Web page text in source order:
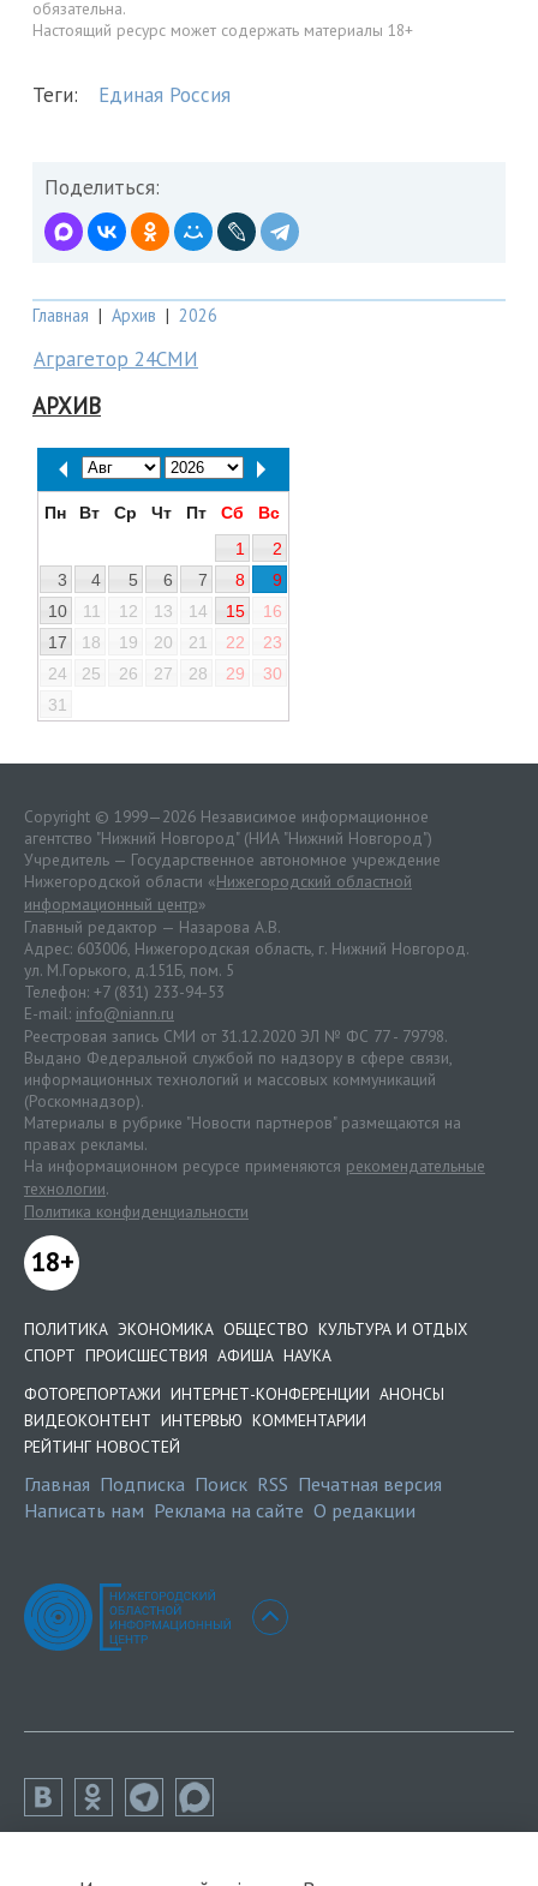
обязательна.
Настоящий ресурс может содержать материалы 18+
Теги: Единая Россия
Поделиться:
Главная | Архив | 2026
Аграгетор 24СМИ
АРХИВ
Пн Вт Ср Чт Пт Сб
Вс
1
2
3
4 5 6 7 8
9
10
11 12 13 14 15
16
17
18 19 20 21 22
23
24
25 26 27 28 29
30
31
Copyright © 1999—2026 Независимое информационное
агентство "Нижний Новгород" (НИА "Нижний Новгород")
Учредитель — Государственное автономное учреждение
Нижегородской области «Нижегородский областной
информационный центр»
Главный редактор — Назарова А.В.
Адрес: 603006, Нижегородская область, г. Нижний Новгород.
ул. М.Горького, д.151Б, пом. 5
Телефон: +7 (831) 233-94-53
E-mail: info@niann.ru
Реестровая запись СМИ от 31.12.2020 ЭЛ № ФС 77 - 79798.
Выдано Федеральной службой по надзору в сфере связи,
информационных технологий и массовых коммуникаций
(Роскомнадзор).
Материалы в рубрике "Новости партнеров" размещаются на
правах рекламы.
На информационном ресурсе применяются рекомендательные
технологии.
Политика конфиденциальности
18+
ПОЛИТИКА ЭКОНОМИКА ОБЩЕСТВО КУЛЬТУРА И ОТДЫХ
СПОРТ ПРОИСШЕСТВИЯ АФИША НАУКА
ФОТОРЕПОРТАЖИ ИНТЕРНЕТ-КОНФЕРЕНЦИИ АНОНСЫ
ВИДЕОКОНТЕНТ ИНТЕРВЬЮ КОММЕНТАРИИ
РЕЙТИНГ НОВОСТЕЙ
Главная Подписка Поиск RSS Печатная версия
Написать нам Реклама на сайте О редакции